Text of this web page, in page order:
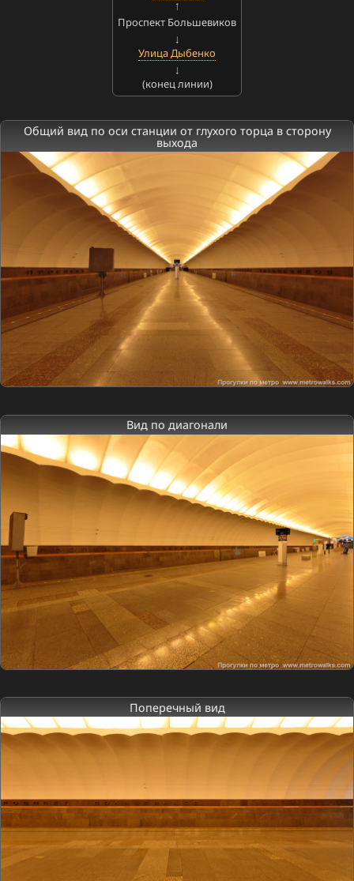
Проспект Большевиков
Улица Дыбенко
(конец линии)
Общий вид по оси станции от глухого торца в сторону
выхода
Вид по диагонали
Поперечный вид